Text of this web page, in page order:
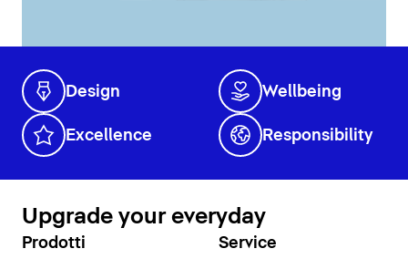
Design Wellbeing
Excellence Responsibility
Upgrade your everyday
Prodotti Service